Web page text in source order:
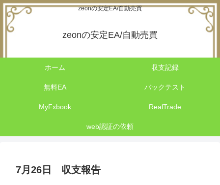
zeonの安定EA/自動売買
zeonの安定EA/自動売買
ホーム 収支記録
無料EA バックテスト
MyFxbook RealTrade
web認証の依頼
7月26日 収支報告